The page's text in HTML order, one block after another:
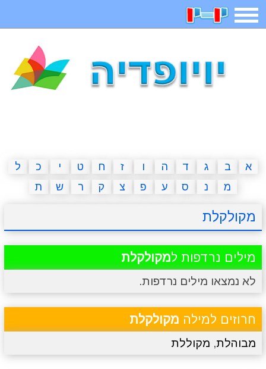
תפריט
איש תלוי מדריכים פוקימון גו מצא הבדלים
יצירה משחקי בנות אשליות חדשות
א ב ג ד ה ו ז ח ט י כ
ל
מ
נ ס ע פ צ ק ר ש ת
מקולקלת
מילים נרדפות למקולקלת
לא נמצאו מילים נרדפות.
חרוזים למילה מקולקלת
מבוהלת, מקוללת